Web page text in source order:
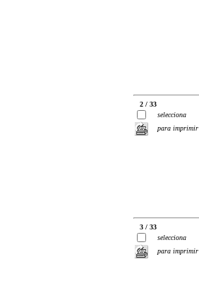
2 / 33
selecciona
para imprimir
3 / 33
selecciona
para imprimir